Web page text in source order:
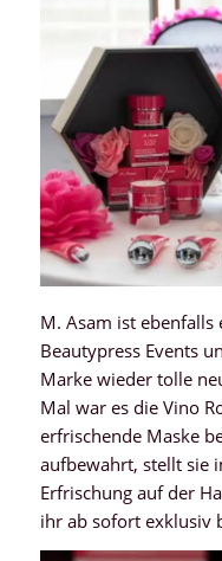
M. Asam ist ebenfalls
Beautypress Events
Marke wieder tolle
Mal war es die Vino
erfrischende Maske
aufbewahrt, stellt sie
Erfrischung auf der
ihr ab sofort exklusiv